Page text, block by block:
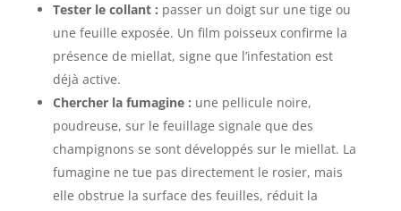
Tester le collant : passer un doigt sur une tige ou
une feuille exposée. Un film poisseux confirme la
présence de miellat, signe que l’infestation est
déjà active.
Chercher la fumagine : une pellicule noire,
poudreuse, sur le feuillage signale que des
champignons se sont développés sur le miellat. La
fumagine ne tue pas directement le rosier, mais
elle obstrue la surface des feuilles, réduit la